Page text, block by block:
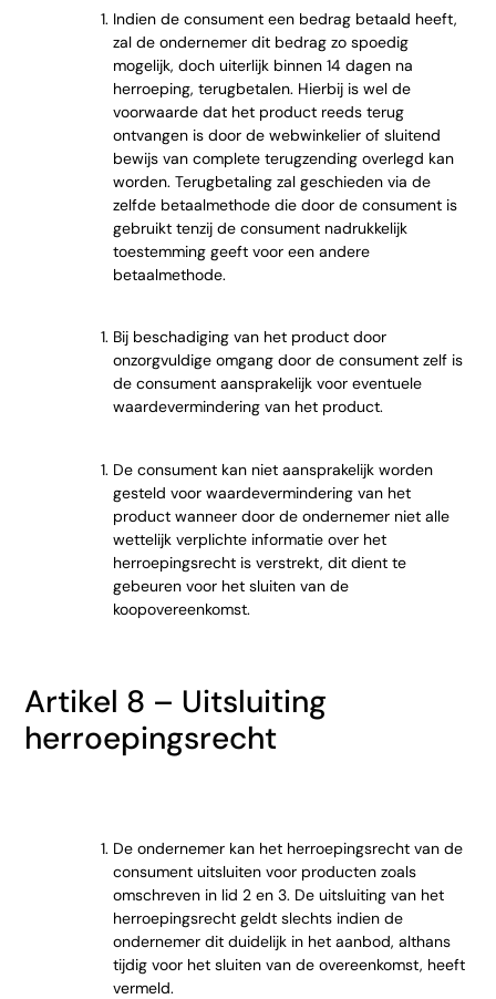
Indien de consument een bedrag betaald heeft,
zal de ondernemer dit bedrag zo spoedig
mogelijk, doch uiterlijk binnen 14 dagen na
herroeping, terugbetalen. Hierbij is wel de
voorwaarde dat het product reeds terug
ontvangen is door de webwinkelier of sluitend
bewijs van complete terugzending overlegd kan
worden. Terugbetaling zal geschieden via de
zelfde betaalmethode die door de consument is
gebruikt tenzij de consument nadrukkelijk
toestemming geeft voor een andere
betaalmethode.
Bij beschadiging van het product door
onzorgvuldige omgang door de consument zelf is
de consument aansprakelijk voor eventuele
waardevermindering van het product.
De consument kan niet aansprakelijk worden
gesteld voor waardevermindering van het
product wanneer door de ondernemer niet alle
wettelijk verplichte informatie over het
herroepingsrecht is verstrekt, dit dient te
gebeuren voor het sluiten van de
koopovereenkomst.
Artikel 8 – Uitsluiting
herroepingsrecht
De ondernemer kan het herroepingsrecht van de
consument uitsluiten voor producten zoals
omschreven in lid 2 en 3. De uitsluiting van het
herroepingsrecht geldt slechts indien de
ondernemer dit duidelijk in het aanbod, althans
tijdig voor het sluiten van de overeenkomst, heeft
vermeld.